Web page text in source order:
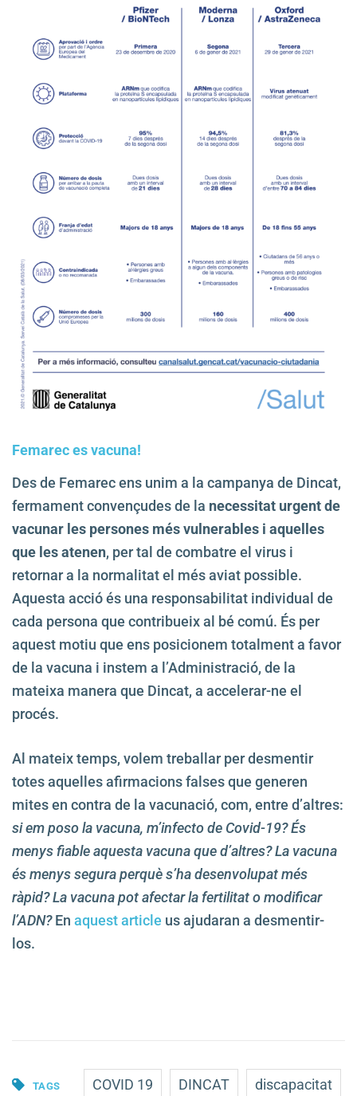
Femarec es vacuna!
Des de Femarec ens unim a la campanya de Dincat,
fermament convençudes de la necessitat urgent de
vacunar les persones més vulnerables i aquelles
que les atenen, per tal de combatre el virus i
retornar a la normalitat el més aviat possible.
Aquesta acció és una responsabilitat individual de
cada persona que contribueix al bé comú. És per
aquest motiu que ens posicionem totalment a favor
de la vacuna i instem a l’Administració, de la
mateixa manera que Dincat, a accelerar-ne el
procés.
Al mateix temps, volem treballar per desmentir
totes aquelles afirmacions falses que generen
mites en contra de la vacunació, com, entre d’altres:
si em poso la vacuna, m’infecto de Covid-19? És
menys fiable aquesta vacuna que d’altres? La vacuna
és menys segura perquè s’ha desenvolupat més
ràpid? La vacuna pot afectar la fertilitat o modificar
l’ADN?En aquest article us ajudaran a desmentir-
los.
TAGS COVID 19 DINCAT discapacitat